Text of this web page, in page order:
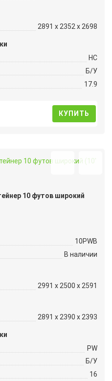
2891 x 2352 x 2698
HC
Б/У
17.9
КУПИТЬ
10 футов широкий
10PWB
В наличии
2991 x 2500 x 2591
2891 x 2390 x 2393
PW
Б/У
16